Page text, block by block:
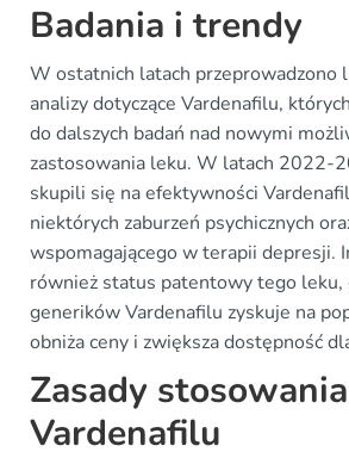
Badania i trendy
W ostatnich latach przeprowadzono
analizy dotyczące Vardenafilu,
do dalszych badań nad nowymi
zastosowania leku. W latach 2022-
skupili się na efektywności
niektórych zaburzeń psychicznych
wspomagającego w terapii depresji.
również status patentowy tego leku,
generików Vardenafilu zyskuje na
obniża ceny i zwiększa dostępność
Zasady stosowania
Vardenafilu